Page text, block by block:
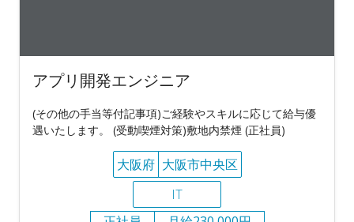
アプリ開発エンジニア
(その他の手当等付記事項)ご経験やスキルに応じて給与優
遇いたします。 (受動喫煙対策)敷地内禁煙 (正社員)
大阪府 大阪市中央区
IT